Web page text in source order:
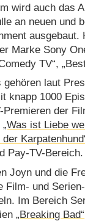
wird auch das
an neuen und
Marke Sony
TV“,
gehören laut
knapp 1000
Premieren der
„Was ist Liebe
Pay-TV-Bereich.
Joyn und die
Film- und
Im Bereich
„Breaking Bad“